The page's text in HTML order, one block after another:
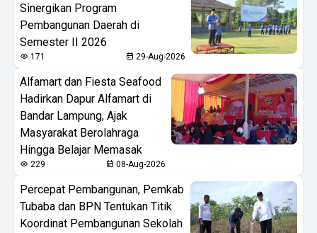
Sinergikan Program
Pembangunan Daerah di
Semester II 2026
171 29-Aug-2026
Alfamart dan Fiesta Seafood
Hadirkan Dapur Alfamart di
Bandar Lampung, Ajak
Masyarakat Berolahraga
Hingga Belajar Memasak
229 08-Aug-2026
Percepat Pembangunan, Pemkab
Tubaba dan BPN Tentukan Titik
Koordinat Pembangunan Sekolah